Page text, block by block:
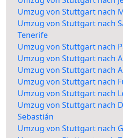
Umzug von Stuttgart nach
Umzug von Stuttgart nach
Tenerife
Umzug von Stuttgart nach
Umzug von Stuttgart nach
Umzug von Stuttgart nach
Umzug von Stuttgart nach
Umzug von Stuttgart nach
Umzug von Stuttgart nach
Sebastián
Umzug von Stuttgart nach